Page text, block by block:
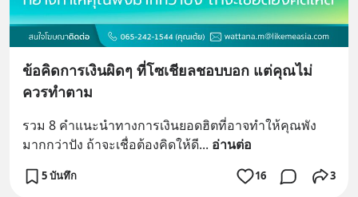
ข้อคิดการเงินผิดๆ ที่โซเชียลชอบบอก แต่คุณไม่
ควรทำตาม
รวม 8 คำแนะนำทางการเงินยอดฮิตที่อาจทำให้คุณพัง
มากกว่าปัง ถ้าจะเชื่อต้องคิดให้ดี... อ่านต่อ
5 บันทึก 16 3